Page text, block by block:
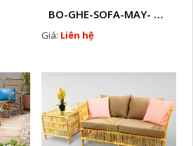
BO-GHE-SOFA-MAY- TU-NHIEN-HTT - M5
Giá: Liên hệ